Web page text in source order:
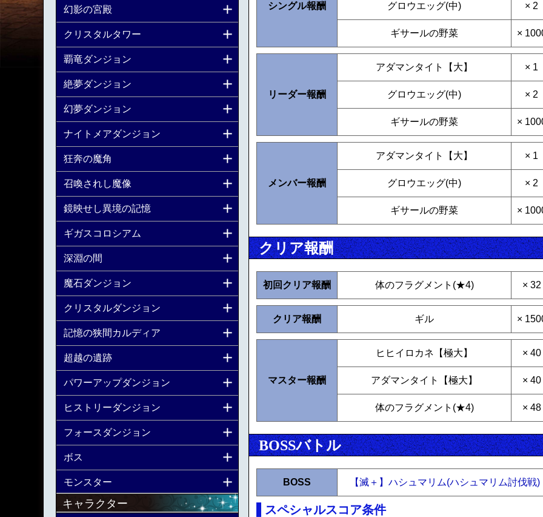
シングル報酬 グロウエッグ(中) × 2
ギサールの野菜 ×
リーダー報酬
アダマンタイト【大】 × 1
グロウエッグ(中) × 2
ギサールの野菜 ×
メンバー報酬
アダマンタイト【大】 × 1
グロウエッグ(中) × 2
ギサールの野菜 ×
クリア報酬
初回クリア報酬 体のフラグメント(★4) × 32
クリア報酬 ギル ×
マスター報酬
ヒヒイロカネ【極大】 × 40
アダマンタイト【極大】 × 40
体のフラグメント(★4) × 48
BOSSバトル
BOSS 【滅＋】ハシュマリム(ハシュマリム討伐戦)
スペシャルスコア条件
幻影の宮殿
クリスタルタワー
覇竜ダンジョン
絶夢ダンジョン
幻夢ダンジョン
ナイトメアダンジョン
狂奔の魔角
召喚されし魔像
鏡映せし異境の記憶
ギガスコロシアム
深淵の間
魔石ダンジョン
クリスタルダンジョン
記憶の狭間カルディア
超越の遺跡
パワーアップダンジョン
ヒストリーダンジョン
フォースダンジョン
ボス
モンスター
キャラクター